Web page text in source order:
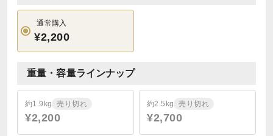
通常購入
¥2,200
重量・容量ラインナップ
約1.9kg 売り切れ
¥2,200
約2.5kg 売り切れ
¥2,700